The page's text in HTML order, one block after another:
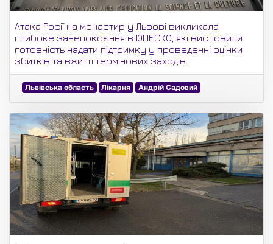
Атака Росії на монастир у Львові викликала
глибоке занепокоєння в ЮНЕСКО, які висловили
готовність надати підтримку у проведенні оцінки
збитків та вжитті термінових заходів.
Львівська область Лікарня Андрій Садовий